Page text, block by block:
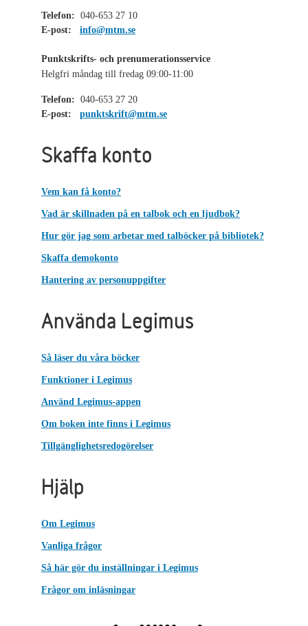
Telefon: 040-653 27 10
E-post:
info@mtm.se
Punktskrifts- och prenumerationsservice
Helgfri måndag till fredag 09:00-11:00
Telefon: 040-653 27 20
E-post:
punktskrift@mtm.se
Skaffa konto
Vem kan få konto?
Vad är skillnaden på en talbok och en ljudbok?
Hur gör jag som arbetar med talböcker på bibliotek?
Skaffa demokonto
Hantering av personuppgifter
Använda Legimus
Så läser du våra böcker
Funktioner i Legimus
Använd Legimus-appen
Om boken inte finns i Legimus
Tillgänglighetsredogörelser
Hjälp
Om Legimus
Vanliga frågor
Så här gör du inställningar i Legimus
Frågor om inläsningar